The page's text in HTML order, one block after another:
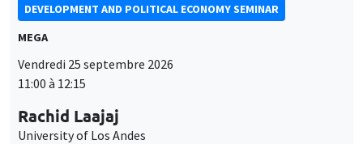
DEVELOPMENT AND POLITICAL ECONOMY SEMINAR
MEGA
Vendredi 25 septembre 2026
11:00 à 12:15
Rachid Laajaj
University of Los Andes